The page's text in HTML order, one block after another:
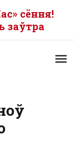
сёння!
заўтра